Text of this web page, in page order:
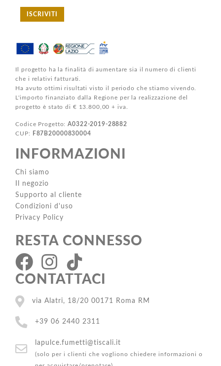
ISCRIVITI
Il progetto ha la finalità di aumentare sia il numero di clienti
che i relativi fatturati.
Ha avuto ottimi risultati visto il periodo che stiamo vivendo.
L'importo finanziato dalla Regione per la realizzazione del
progetto è stato di € 13.800,00 + iva.
Codice Progetto:A0322-2019-28882
CUP:
F87B20000830004
INFORMAZIONI
Chi siamo
Il negozio
Supporto al cliente
Condizioni d'uso
Privacy Policy
RESTA CONNESSO
CONTATTACI
via Alatri, 18/20 00171 Roma RM
+39 06 2440 2311
lapulce.fumetti@tiscali.it
(solo per i clienti che vogliono chiedere informazioni o